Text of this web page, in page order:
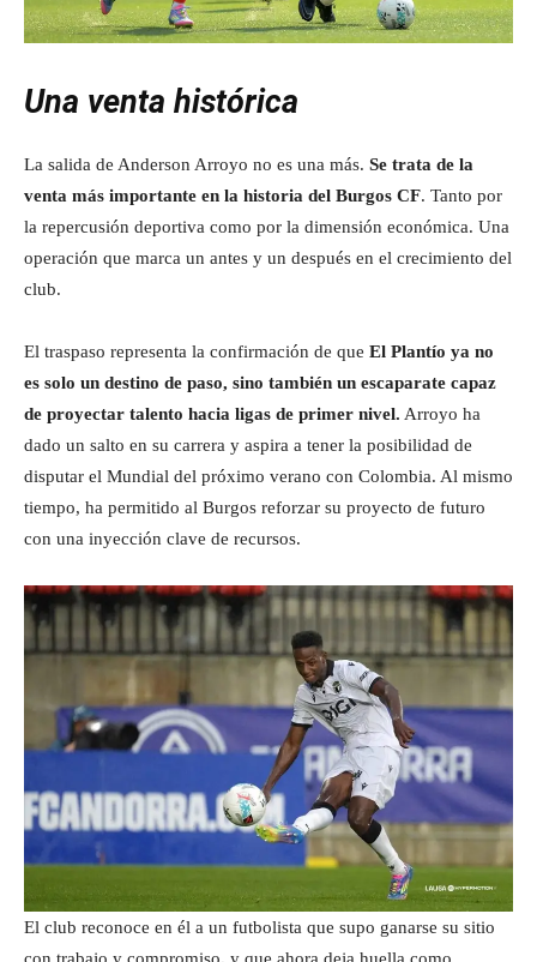
Una venta histórica
La salida de Anderson Arroyo no es una más. Se trata de la
venta más importante en la historia del Burgos CF. Tanto por
la repercusión deportiva como por la dimensión económica. Una
operación que marca un antes y un después en el crecimiento del
club.
El traspaso representa la confirmación de que El Plantío ya no
es solo un destino de paso, sino también un escaparate capaz
de proyectar talento hacia ligas de primer nivel. Arroyo ha
dado un salto en su carrera y aspira a tener la posibilidad de
disputar el Mundial del próximo verano con Colombia. Al mismo
tiempo, ha permitido al Burgos reforzar su proyecto de futuro
con una inyección clave de recursos.
El club reconoce en él a un futbolista que supo ganarse su sitio